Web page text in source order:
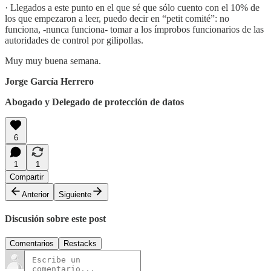
· Llegados a este punto en el que sé que sólo cuento con el 10% de
los que empezaron a leer, puedo decir en “petit comité”: no
funciona, -nunca funciona- tomar a los ímprobos funcionarios de las
autoridades de control por gilipollas.
Muy muy buena semana.
Jorge García Herrero
Abogado y Delegado de protección de datos
6
1
1
Compartir
Anterior
Siguiente
Discusión sobre este post
Comentarios Restacks